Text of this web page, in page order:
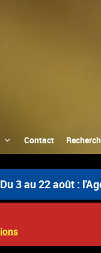
Contact
22 août :